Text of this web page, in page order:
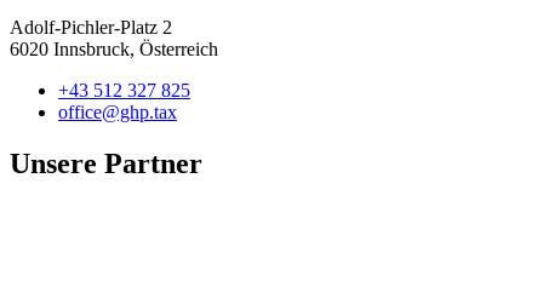
Adolf-Pichler-Platz 2
6020 Innsbruck, Österreich
+43 512 327 825
office@ghp.tax
Unsere Partner